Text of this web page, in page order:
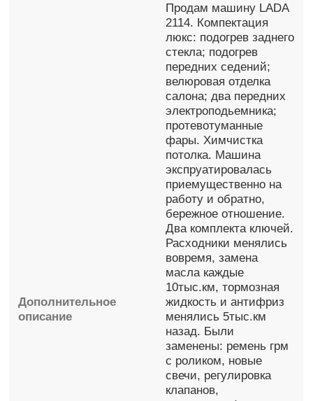
Дополнительное
описание
Продам машину LADA
2114. Компектация
люкс: подогрев заднего
стекла; подогрев
передних седений;
велюровая отделка
салона; два передних
электроподьемника;
протевотуманные
фары. Химчистка
потолка. Машина
экспруатировалась
приемущественно на
работу и обратно,
бережное отношение.
Два комплекта ключей.
Расходники менялись
вовремя, замена
масла каждые
10тыс.км, тормозная
жидкость и антифриз
менялись 5тыс.км
назад. Были
заменены: ремень грм
с роликом, новые
свечи, регулировка
клапанов,